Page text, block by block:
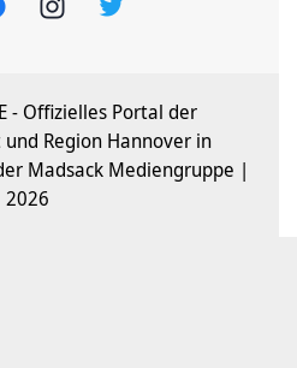
- Offizielles Portal der
Region Hannover in
Madsack Mediengruppe |
2026